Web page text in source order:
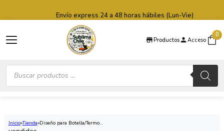
Productos Acceso
0
Búsqueda
productos
Envío express 24 a 48 horas hábiles (Lun-Vie)
Inicio Tienda Diseño para Botella/Termo...